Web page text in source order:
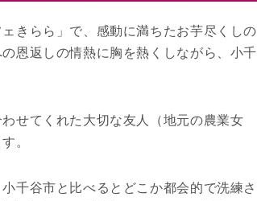
きらら」で、感動に満ちたお芋尽くしの
恩返しの情熱に胸を熱くしながら、小千
せてくれた大切な友人（地元の農業女
。
千谷市と比べるとどこか都会的で洗練さ